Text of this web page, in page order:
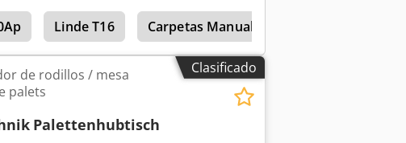
Linde T16 Carpetas Manuales
Clasificado
de rodillos / mesa
palets
Palettenhubtisch